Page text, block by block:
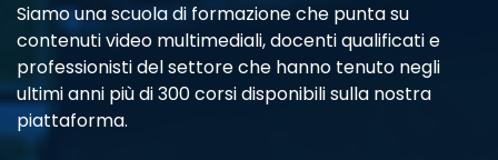
Siamo una scuola di formazione che punta su
contenuti video multimediali, docenti qualificati e
professionisti del settore che hanno tenuto negli
ultimi anni più di 300 corsi disponibili sulla nostra
piattaforma.